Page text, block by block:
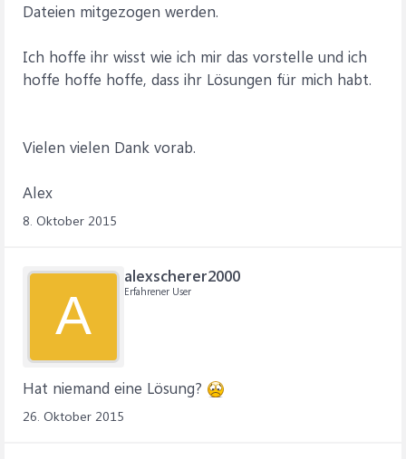
Dateien mitgezogen werden.
Ich hoffe ihr wisst wie ich mir das vorstelle und ich
hoffe hoffe hoffe, dass ihr Lösungen für mich habt.
Vielen vielen Dank vorab.
Alex
8. Oktober 2015
A
alexscherer2000
Erfahrener User
Hat niemand eine Lösung?
26. Oktober 2015